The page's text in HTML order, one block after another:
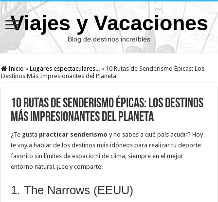
Viajes y Vacaciones
Blog de destinos increíbles
Inicio » Lugares espectaculares... » 10 Rutas de Senderismo Épicas: Los
Destinos Más Impresionantes del Planeta
10 Rutas de Senderismo Épicas: Los Destinos
Más Impresionantes del Planeta
¿Te gusta practicar senderismoy no sabes a qué país acudir? Hoy
te voy a hablar de los destinos más idóneos para realizar tu deporte
favorito sin límites de espacio ni de clima, siempre en el mejor
entorno natural. ¡Lee y comparte!
1. The Narrows (EEUU)